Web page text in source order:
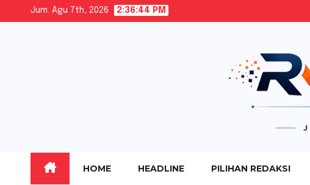
Jum. Agu 7th, 2026 2:36:45 PM
HOME HEADLINE PILIHAN REDAKSI